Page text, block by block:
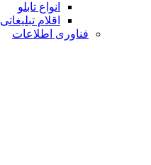
انواع تابلو
اقلام تبلیغاتی
فناوری اطلاعات